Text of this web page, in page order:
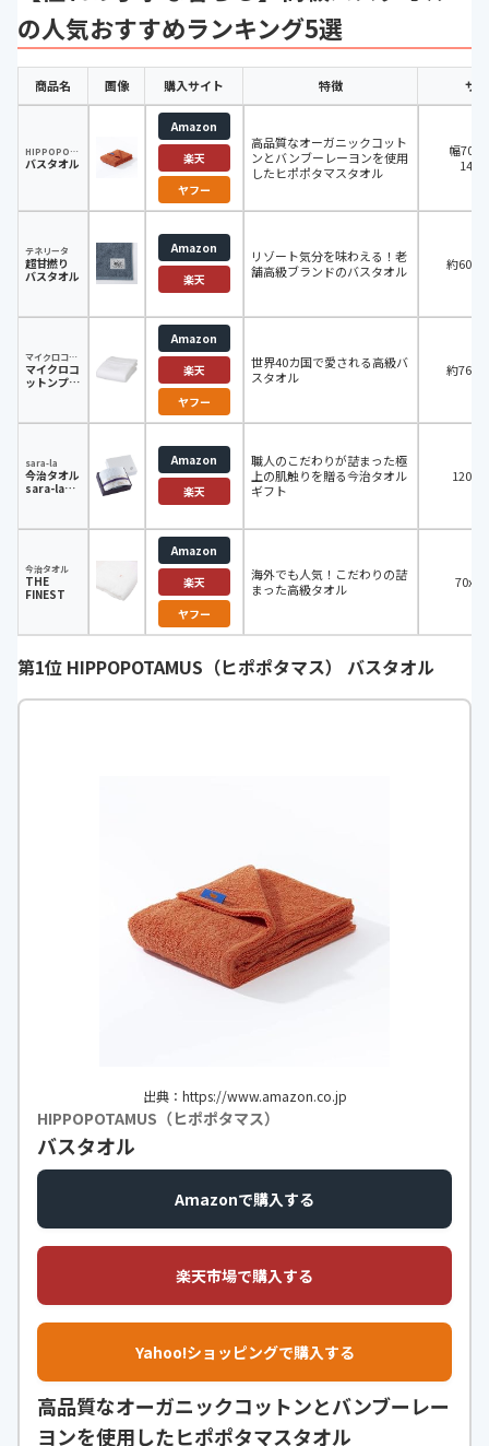
の人気おすすめランキング5選
商品名 画像 購入サイト 特徴 サ
HIPPOPOTAMUS（ヒポポタマス）
バスタオル
Amazon
楽天
ヤフー
高品質なオーガニックコット
ンとバンブーレーヨンを使用
したヒポポタマスタオル
幅
テネリータ
超甘撚り
バスタオル
Amazon
楽天
リゾート気分を味わえる！老
舗高級ブランドのバスタオル
約
マイクロコットン
マイクロコ
ットンプレ
Amazon
楽天
ヤフー
世界40カ国で愛される高級バ
スタオル
約
sara-la
今治タオル
sara-la
irodori-」
Amazon
楽天
職人のこだわりが詰まった極
上の肌触りを贈る今治タオル
ギフト
今治タオル
THE
FINEST
Amazon
楽天
ヤフー
海外でも人気！こだわりの詰
まった高級タオル
第1位 HIPPOPOTAMUS（ヒポポタマス） バスタオル
出典：https://www.amazon.co.jp
HIPPOPOTAMUS（ヒポポタマス）
バスタオル
Amazonで購入する
楽天市場で購入する
Yahoo!ショッピングで購入する
高品質なオーガニックコットンとバンブーレー
ヨンを使用したヒポポタマスタオル